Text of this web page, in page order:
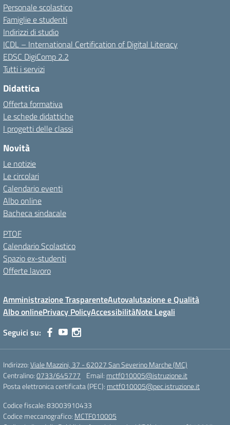
Personale scolastico
Famiglie e studenti
Indirizzi di studio
ICDL – International Certification of Digital Literacy
EDSC DigiComp 2.2
Tutti i servizi
Didattica
Offerta formativa
Le schede didattiche
I progetti delle classi
Novità
Le notizie
Le circolari
Calendario eventi
Albo online
Bacheca sindacale
PTOF
Calendario Scolastico
Spazio ex-studenti
Offerte lavoro
Amministrazione TrasparenteAutovalutazione e Qualità
Albo onlinePrivacy PolicyAccessibilitàNote Legali
Seguici su:
Indirizzo:Viale Mazzini, 37 - 62027 San Severino Marche (MC)
Centralino:0733/645777 Email: mctf010005@istruzione.it
Posta elettronica certificata (PEC): mctf010005@pec.istruzione.it
Codice fiscale: 83003910433
Codice meccanografico: MCTF010005